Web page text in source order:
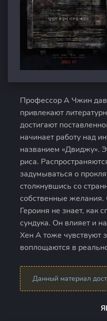
Профессор А Чжин
привлекают
достигают
начинает работу над
названием «Двиджу».
риса.
задумываться о
столкнувшись со
собственные
Героиня не знает, как
сундука. Он влияет и
Хен А тоже чувствуют
воплощаются в
Данный материал